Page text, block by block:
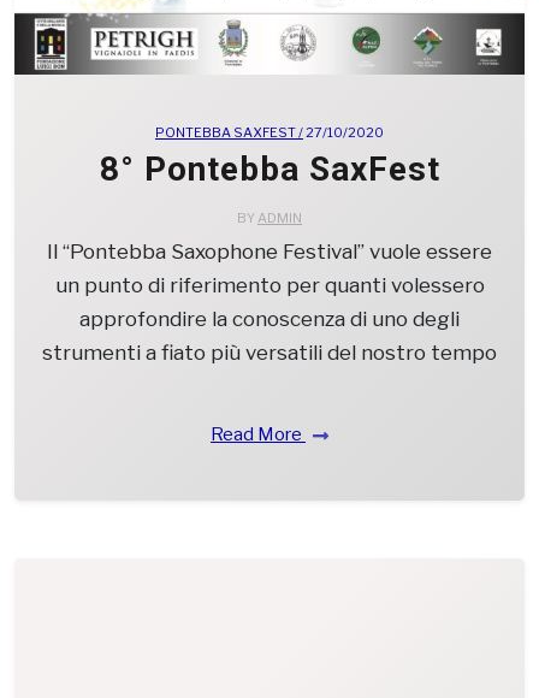
PONTEBBA SAXFEST /27/10/2020
8° Pontebba SaxFest
BY ADMIN
Il “Pontebba Saxophone Festival” vuole essere
un punto di riferimento per quanti volessero
approfondire la conoscenza di uno degli
strumenti a fiato più versatili del nostro tempo
Read More